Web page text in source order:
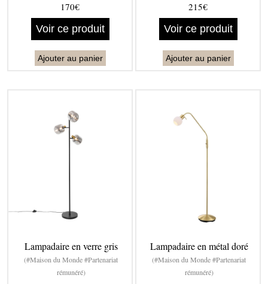
170€
Voir ce produit
Ajouter au panier
215€
Voir ce produit
Ajouter au panier
Lampadaire en verre gris
(#Maison du Monde #Partenariat
rémunéré)
Lampadaire en métal doré
(#Maison du Monde #Partenariat
rémunéré)